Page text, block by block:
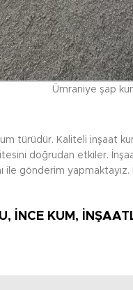
Ümraniye şap
türüdür. Kaliteli inşaat
doğrudan etkiler.
ile gönderim
İNCE KUM,